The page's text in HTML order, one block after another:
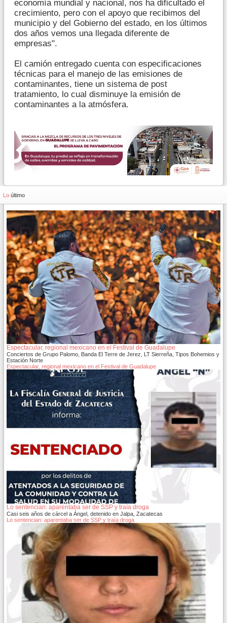
economía mundial y nacional, nos ha dificultado el
crecimiento, pero con el apoyo que recibimos del
municipio y del Gobierno del estado, en los últimos
dos años vemos una llegada diferente de
empresas".
El camión entregado cuenta con especificaciones
técnicas para el manejo de las emisiones de
contaminantes, tiene un sistema de post
tratamiento, lo cual disminuye la emisión de
contaminantes a la atmósfera.
Lo último
Espectacular, regional mexicano en el Festival de Guadalupe
Conciertos de Grupo Palomo, Banda El Terre de Jerez, LT Sierreña, Tipos Bohemios y
Estación Norte
Espectacular, regional mexicano en el Festival de Guadalupe
Lo sentencian: aparentaba ser de SSP y traía droga
Casi seis años de cárcel a Ángel, detenido en Jalpa, Zacatecas
Lo sentencian: aparentaba ser de SSP y traía droga